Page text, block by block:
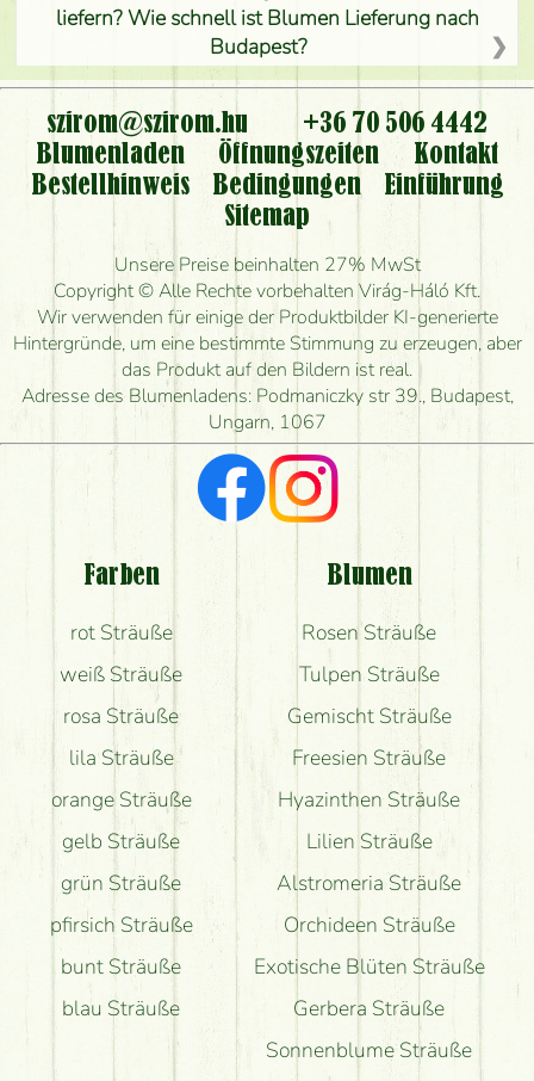
liefern? Wie schnell ist Blumen Lieferung nach
Budapest?
Ist der Blumenladen non stop geöffnet?
Kann ich den bestellten Blumenstrauß persönlich
nehmen oder nur per Blumenversand?
Ist eine Bestellung für ländliche Gebiete möglich?
Wie lange kann ich heute Blumen mit Lieferung
bestellen?
Wie schnell können Sie den Blumenstrauß
herstellen und wann können Sie ihn frühestens
liefern?
Ich suche rote Rosen, hast du welche?
Welche Rückmeldungen bekomme ich zum
Blumenversand?
Bekomme ich wirklich, was auf dem Bild zu sehen
szirom@szirom.hu
+36 70 506 4442
Blumenladen
Öffnungszeiten
Kontakt
Bestellhinweis
Bedingungen
Einführung
Sitemap
Unsere Preise beinhalten 27% MwSt
Copyright © Alle Rechte vorbehalten Virág-Háló Kft.
Wir verwenden für einige der Produktbilder KI-generierte
Hintergründe, um eine bestimmte Stimmung zu erzeugen, aber
das Produkt auf den Bildern ist real.
Adresse des Blumenladens: Podmaniczky str 39., Budapest,
Ungarn, 1067
Farben
rot Sträuße
weiß Sträuße
rosa Sträuße
lila Sträuße
orange Sträuße
gelb Sträuße
grün Sträuße
pfirsich Sträuße
bunt Sträuße
blau Sträuße
Blumen
Rosen Sträuße
Tulpen Sträuße
Gemischt Sträuße
Freesien Sträuße
Hyazinthen Sträuße
Lilien Sträuße
Alstromeria Sträuße
Orchideen Sträuße
Exotische Blüten Sträuße
Gerbera Sträuße
Sonnenblume Sträuße